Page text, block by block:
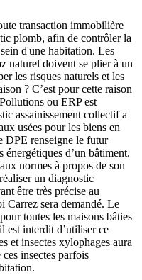
transaction immobilière
plomb, afin de contrôler la
d'une habitation. Les
naturel doivent se plier à un
les risques naturels et les
? C’est pour cette raison
ou ERP est
assainissement collectif a
usées pour les biens en
DPE renseigne le futur
énergétiques d’un bâtiment.
normes à propos de son
un diagnostic
être très précise au
Carrez sera demandé. Le
toutes les maisons bâties
est interdit d’utiliser ce
et insectes xylophages aura
insectes parfois